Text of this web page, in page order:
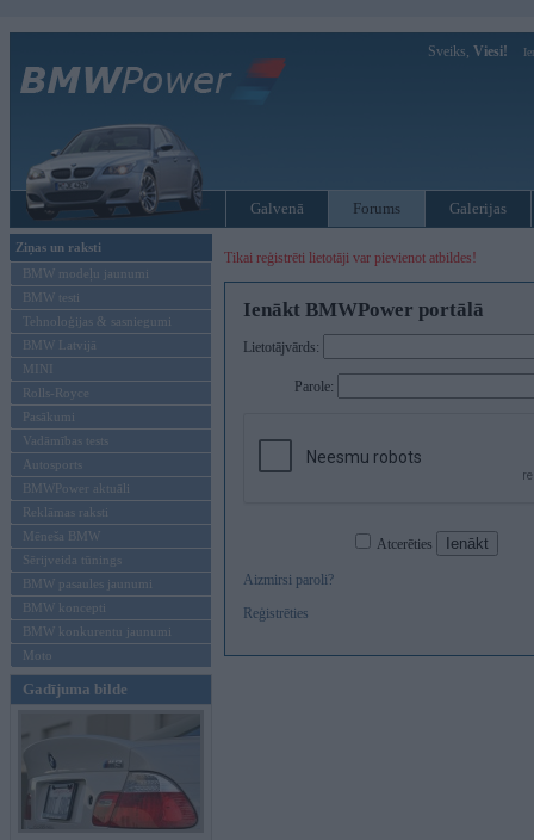
Sveiks, Viesi!
Galvenā Forums Galerijas
Ziņas un raksti
BMW modeļu jaunumi
BMW testi
Tehnoloģijas & sasniegumi
BMW Latvijā
MINI
Rolls-Royce
Pasākumi
Vadāmības tests
Autosports
BMWPower aktuāli
Reklāmas raksti
Mēneša BMW
Sērijveida tūnings
BMW pasaules jaunumi
BMW koncepti
BMW konkurentu jaunumi
Moto
Gadījuma bilde
Tikai reģistrēti lietotāji var pievienot atbildes!
Ienākt BMWPower portālā
Lietotājvārds:
Parole:
Atcerēties
Aizmirsi paroli?
Reģistrēties